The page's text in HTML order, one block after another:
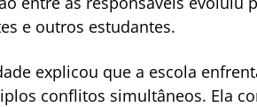
e outros estudantes.
explicou que a escola
conflitos simultâneos. Ela